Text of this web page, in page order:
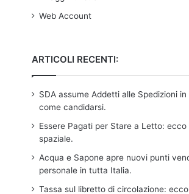
Web Account
ARTICOLI RECENTI:
SDA assume Addetti alle Spedizioni
come candidarsi.
Essere Pagati per Stare a Letto: ecco
spaziale.
Acqua e Sapone apre nuovi punti
personale in tutta Italia.
Tassa sul libretto di circolazione: